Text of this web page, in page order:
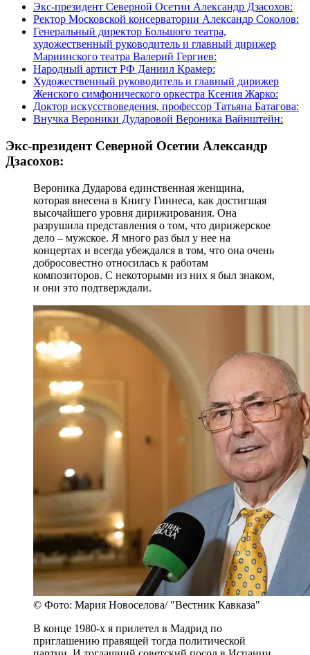
Экс-президент Северной Осетии Александр Дзасохов:
Ректор Московской консерватории Александр Соколов:
Генеральный директор Большого театра,
художественный руководитель и главный дирижер
Мариинского театра Валерий Гергиев:
Народный артист РФ Даниил Крамер:
Художественный руководитель и главный дирижер
Женского симфонического оркестра Ксения Жарко:
Доктор искусствоведения, профессор Татьяна Батагова:
Внучка Вероники Дударовой Вероника Вайнштейн:
Экс-президент Северной Осетии Александр
Дзасохов:
Вероника Дударова единственная женщина,
которая внесена в Книгу Гиннеса, как достигшая
высочайшего уровня дирижирования. Она
разрушила представления о том, что дирижерское
дело – мужское. Я много раз был у нее на
концертах и всегда убеждался в том, что она очень
добросовестно относилась к работам
композиторов. С некоторыми из них я был знаком,
и они это подтверждали.
© Фото: Мария Новоселова/ "Вестник Кавказа"
В конце 1980-х я прилетел в Мадрид по
приглашению правящей тогда политической